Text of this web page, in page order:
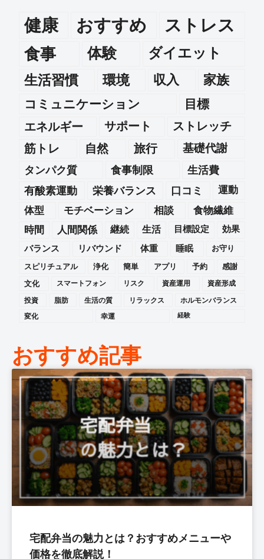
健康 おすすめ ストレス
食事 体験
ダイエット
生活習慣
環境 収入 家族
コミュニケーション
目標
エネルギー
サポート
ストレッチ
筋トレ
自然 旅行 基礎代謝
タンパク質 食事制限
生活費
有酸素運動
栄養バランス 口コミ
運動
体型
モチベーション 相談
食物繊維
時間
人間関係 継続 生活 目標設定
効果
バランス
リバウンド 体重 睡眠
お守り
スピリチュアル
浄化 簡単 アプリ 予約
感謝
文化
スマートフォン リスク 資産運用
資産形成
投資
脂肪 生活の質 リラックス
ホルモンバランス
変化
幸運 経験
おすすめ記事
宅配弁当の魅力とは？おすすめメニューや
価格を徹底解説！